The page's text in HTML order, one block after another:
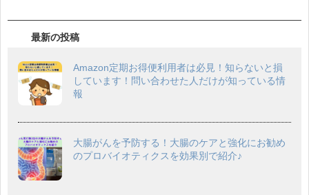
最新の投稿
Amazon定期お得便利用者は必見！知らないと損
しています！問い合わせた人だけが知っている情
報
大腸がんを予防する！大腸のケアと強化にお勧め
のプロバイオティクスを効果別で紹介♪